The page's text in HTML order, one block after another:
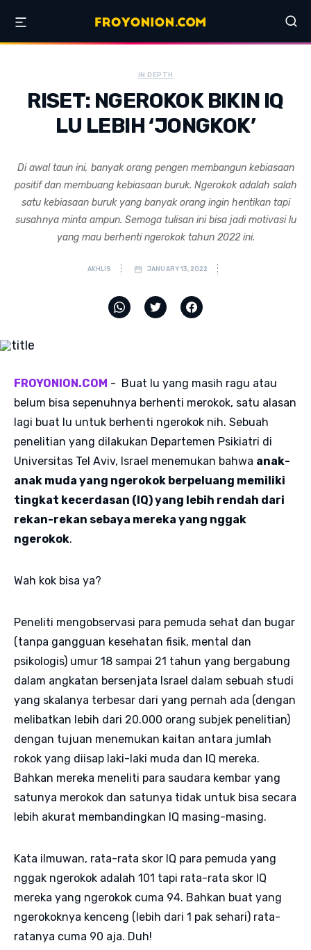
IN DEPTH
RISET: NGEROKOK BIKIN IQ
LU LEBIH ‘JONGKOK’
Di awal taun ini, banyak orang pengen membangun kebiasaan
positif dan membuang kebiasaan buruk. Ngerokok adalah salah
satu kebiasaan buruk yang banyak orang ingin hentikan tapi
susahnya minta ampun. Semoga tulisan ini bisa jadi motivasi lu
yang mau berhenti ngerokok tahun 2022 ini.
AKHLIS JANUARY 13, 2022
FROYONION.COM - Buat lu yang masih ragu atau
belum bisa sepenuhnya berhenti merokok, satu alasan
lagi buat lu untuk berhenti ngerokok nih. Sebuah
penelitian yang dilakukan Departemen Psikiatri di
Universitas Tel Aviv, Israel menemukan bahwa anak-
anak muda yang ngerokok berpeluang memiliki
tingkat kecerdasan (IQ) yang lebih rendah dari
rekan-rekan sebaya mereka yang nggak
ngerokok.
Wah kok bisa ya?
Peneliti mengobservasi para pemuda sehat dan bugar
(tanpa gangguan kesehatan fisik, mental dan
psikologis) umur 18 sampai 21 tahun yang bergabung
dalam angkatan bersenjata Israel dalam sebuah studi
yang skalanya terbesar dari yang pernah ada (dengan
melibatkan lebih dari 20.000 orang subjek penelitian)
dengan tujuan menemukan kaitan antara jumlah
rokok yang diisap laki-laki muda dan IQ mereka.
Bahkan mereka meneliti para saudara kembar yang
satunya merokok dan satunya tidak untuk bisa secara
lebih akurat membandingkan IQ masing-masing.
Kata ilmuwan, rata-rata skor IQ para pemuda yang
nggak ngerokok adalah 101 tapi rata-rata skor IQ
mereka yang ngerokok cuma 94. Bahkan buat yang
ngerokoknya kenceng (lebih dari 1 pak sehari) rata-
ratanya cuma 90 aja. Duh!